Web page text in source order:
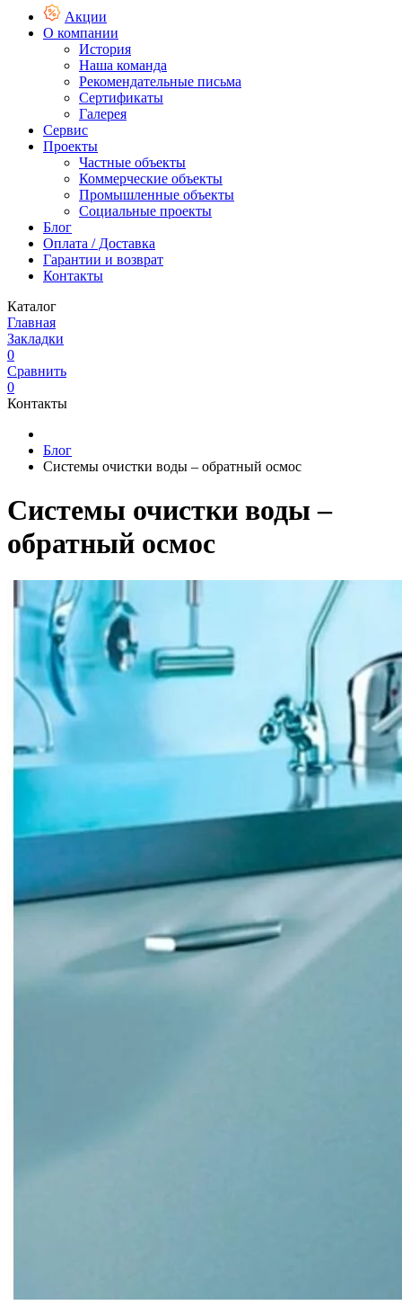
Акции
О компании
История
Наша команда
Рекомендательные письма
Сертификаты
Галерея
Сервис
Проекты
Частные объекты
Коммерческие объекты
Промышленные объекты
Социальные проекты
Блог
Оплата / Доставка
Гарантии и возврат
Контакты
Каталог
Главная
Закладки
0
Сравнить
0
Контакты
Блог
Системы очистки воды – обратный осмос
Системы очистки воды –
обратный осмос